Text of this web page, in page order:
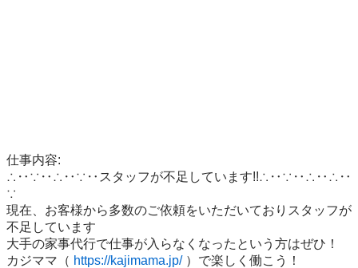
仕事内容:
∴‥∵‥∴‥∵‥スタッフが不足しています!!∴‥∵‥∴‥∴‥
∵
現在、お客様から多数のご依頼をいただいておりスタッフが
不足しています
大手の家事代行で仕事が入らなくなったという方はぜひ！
カジママ（ https://kajimama.jp/ ）で楽しく働こう！